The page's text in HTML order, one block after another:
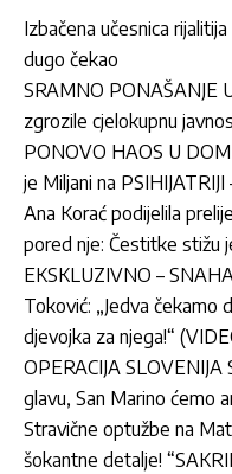
Izbačena učesnica
dugo čekao
SRAMNO PONAŠANJE
zgrozile cjelokupnu
PONOVO HAOS U
je Miljani na
Ana Korać podijelila
pored nje: Čestitke stižu
EKSKLUZIVNO –
Toković: „Jedva čekamo
djevojka za njega!“
OPERACIJA
glavu, San Marino ćemo
Stravične optužbe na
šokantne detalje!